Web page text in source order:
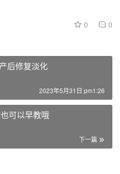
0 0
后修复淡化
2023年5月31日 pm1:26
可以早教哦
下一篇